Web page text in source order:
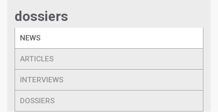
dossiers
NEWS
ARTICLES
INTERVIEWS
DOSSIERS